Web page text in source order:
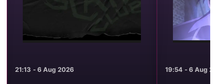
21:13 - 6 Aug 2026 19:54 - 6 Aug